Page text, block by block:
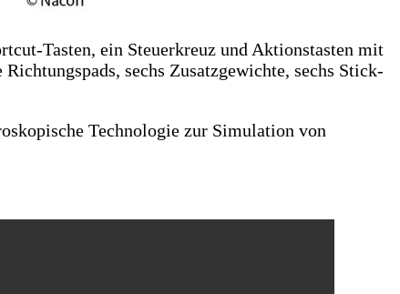
Tasten, ein Steuerkreuz und Aktionstasten mit
sechs Zusatzgewichte, sechs Stick-
Technologie zur Simulation von